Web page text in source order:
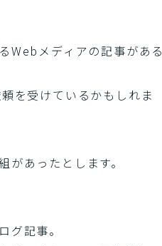
Webメディアの記事がある
を受けているかもしれま
があったとします。
グ記事。